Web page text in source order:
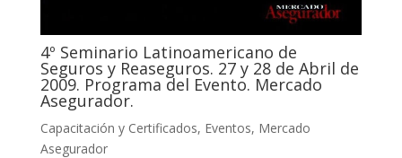
4º Seminario Latinoamericano de
Seguros y Reaseguros. 27 y 28 de Abril de
2009. Programa del Evento. Mercado
Asegurador.
Capacitación y Certificados, Eventos, Mercado
Asegurador